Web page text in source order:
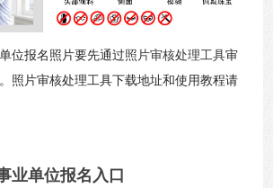
位报名照片要先通过照片审核处理工具审
照片审核处理工具下载地址和使用教程请
业单位报名入口